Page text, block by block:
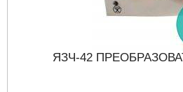
ЯЗЧ-42